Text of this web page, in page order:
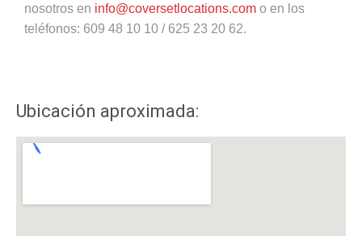
nosotros en info@coversetlocations.com o en los
teléfonos: 609 48 10 10 / 625 23 20 62.
Ubicación aproximada: